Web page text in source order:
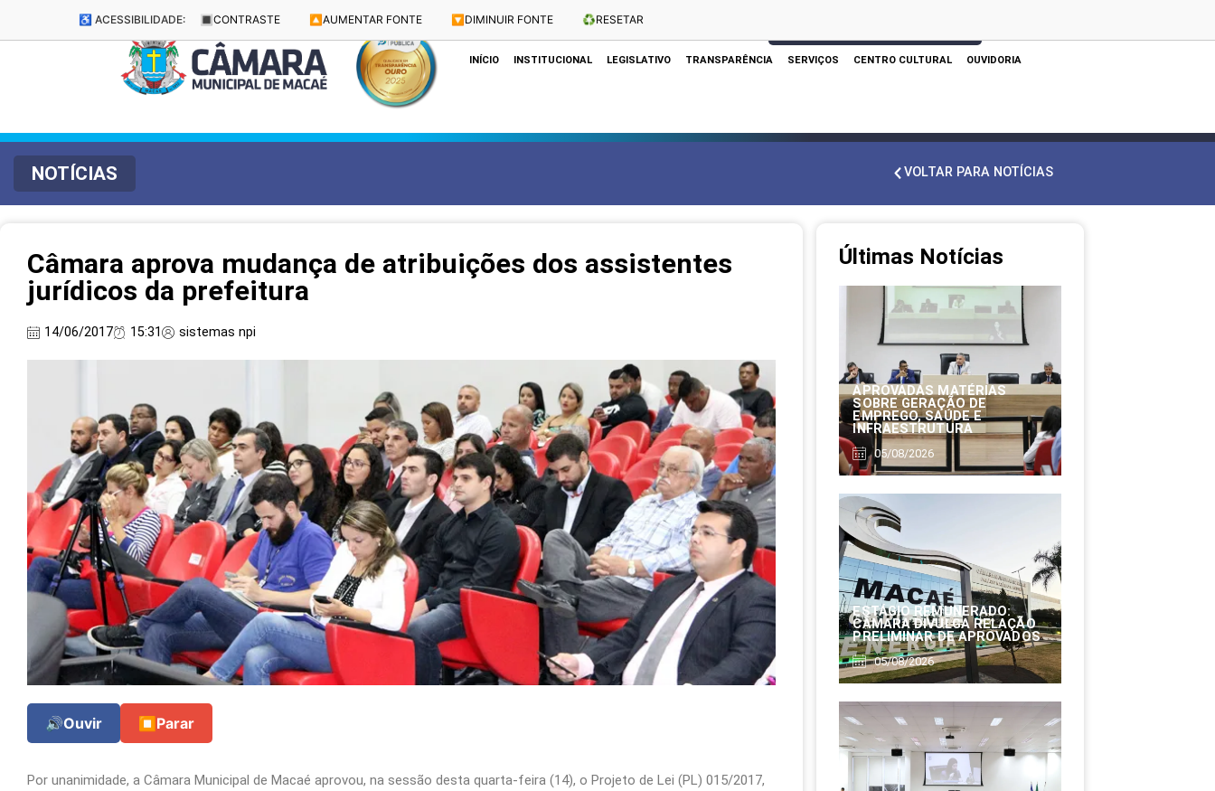
♿ ACESSIBILIDADE: 🔳 CONTRASTE 🔼 AUMENTAR FONTE 🔽 DIMINUIR FONTE ♻️RESETAR
Dias e Horários das Sessões: Terças e Quartas às 10h
INÍCIO INSTITUCIONAL LEGISLATIVO TRANSPARÊNCIA SERVIÇOS CENTRO CULTURAL OUVIDORIA
NOTÍCIAS VOLTAR PARA NOTÍCIAS
Câmara aprova mudança de atribuições dos assistentes
jurídicos da prefeitura
14/06/2017 15:31 sistemas npi
🔊Ouvir ⏹ Parar
Por unanimidade, a Câmara Municipal de Macaé aprovou, na sessão desta quarta-feira (14), o Projeto de Lei (PL) 015/2017,
Últimas Notícias
APROVADAS MATÉRIAS
SOBRE GERAÇÃO DE
EMPREGO, SAÚDE E
INFRAESTRUTURA
05/08/2026
ESTÁGIO REMUNERADO:
CÂMARA DIVULGA RELAÇÃO
PRELIMINAR DE APROVADOS
05/08/2026